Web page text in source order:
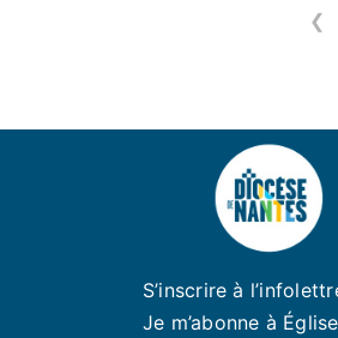
❮
S’inscrire à
Je m’abonne à